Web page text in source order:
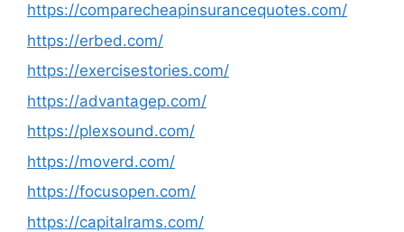
https://comparecheapinsurancequotes.com/
https://erbed.com/
https://exercisestories.com/
https://advantagep.com/
https://plexsound.com/
https://moverd.com/
https://focusopen.com/
https://capitalrams.com/